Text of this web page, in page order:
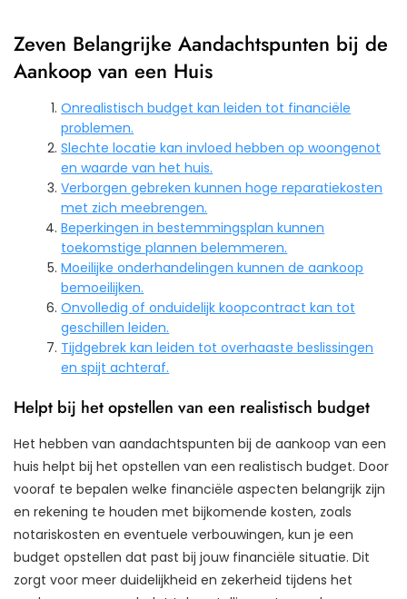
Zeven Belangrijke Aandachtspunten bij de
Aankoop van een Huis
Onrealistisch budget kan leiden tot financiële
problemen.
Slechte locatie kan invloed hebben op woongenot
en waarde van het huis.
Verborgen gebreken kunnen hoge reparatiekosten
met zich meebrengen.
Beperkingen in bestemmingsplan kunnen
toekomstige plannen belemmeren.
Moeilijke onderhandelingen kunnen de aankoop
bemoeilijken.
Onvolledig of onduidelijk koopcontract kan tot
geschillen leiden.
Tijdgebrek kan leiden tot overhaaste beslissingen
en spijt achteraf.
Helpt bij het opstellen van een realistisch budget
Het hebben van aandachtspunten bij de aankoop van een
huis helpt bij het opstellen van een realistisch budget. Door
vooraf te bepalen welke financiële aspecten belangrijk zijn
en rekening te houden met bijkomende kosten, zoals
notariskosten en eventuele verbouwingen, kun je een
budget opstellen dat past bij jouw financiële situatie. Dit
zorgt voor meer duidelijkheid en zekerheid tijdens het